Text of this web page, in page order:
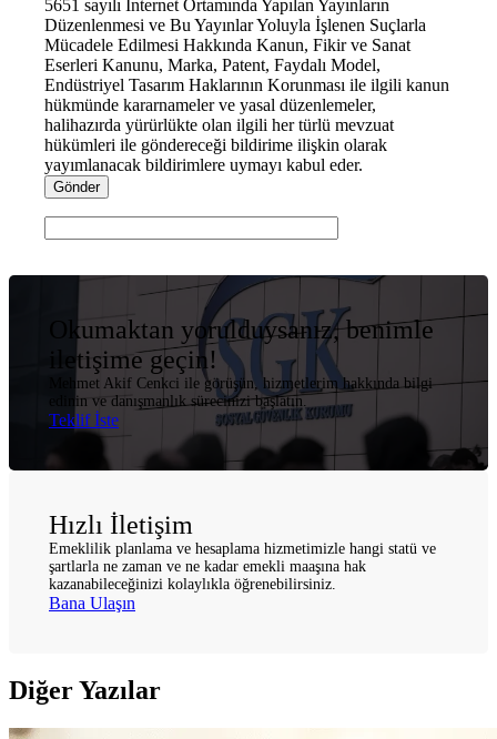
5651 sayılı İnternet Ortamında Yapılan Yayınların
Düzenlenmesi ve Bu Yayınlar Yoluyla İşlenen Suçlarla
Mücadele Edilmesi Hakkında Kanun, Fikir ve Sanat
Eserleri Kanunu, Marka, Patent, Faydalı Model,
Endüstriyel Tasarım Haklarının Korunması ile ilgili kanun
hükmünde kararnameler ve yasal düzenlemeler,
halihazırda yürürlükte olan ilgili her türlü mevzuat
hükümleri ile göndereceği bildirime ilişkin olarak
yayımlanacak bildirimlere uymayı kabul eder.
Okumaktan yorulduysanız, benimle
iletişime geçin!
Mehmet Akif Cenkci ile görüşün, hizmetlerim hakkında bilgi
edinin ve danışmanlık sürecinizi başlatın.
Teklif İste
Hızlı İletişim
Emeklilik planlama ve hesaplama hizmetimizle hangi statü ve
şartlarla ne zaman ve ne kadar emekli maaşına hak
kazanabileceğinizi kolaylıkla öğrenebilirsiniz.
Bana Ulaşın
Diğer Yazılar